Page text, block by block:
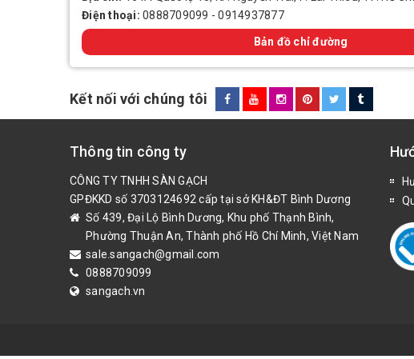
Điện thoại: 0888709099 -0914937877
Bản đồ chỉ đường
Kết nối với chúng tôi
Thông tin công ty
CÔNG TY TNHH SÀN GẠCH
GPĐKKD số 3703124692 cấp tại sở KH&ĐT Bình Dương
Số 439, Đại Lộ Bình Dương, Khu phố Thạnh Bình,
Phường Thuận An, Thành phố Hồ Chí Minh, Việt Nam
sale.sangach@gmail.com
0888709099
sangach.vn